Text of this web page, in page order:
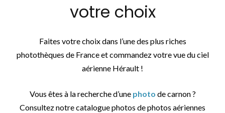
votre choix
Faites votre choix dans l’une des plus riches
photothèques de France et commandez votre vue du ciel
aérienne Hérault !
Vous êtes à la recherche d’une photo de carnon ?
Consultez notre catalogue photos de photos aériennes